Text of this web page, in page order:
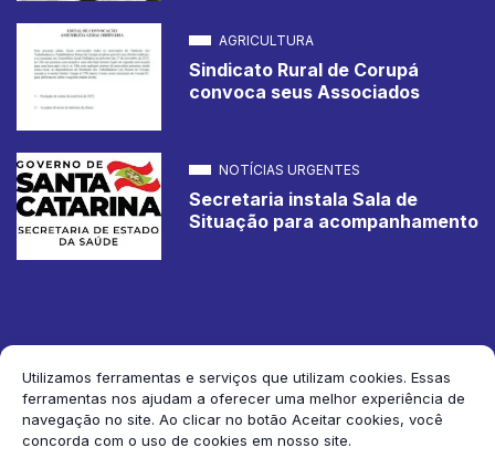
Utilizamos ferramentas e serviços que utilizam cookies. Essas
ferramentas nos ajudam a oferecer uma melhor experiência de
navegação no site. Ao clicar no botão Aceitar cookies, você
concorda com o uso de cookies em nosso site.
AGRICULTURA
Sindicato Rural de Corupá
convoca seus Associados
NOTÍCIAS URGENTES
Secretaria instala Sala de
Situação para acompanhamento
2026 Jornal de Corupá. Todos os direitos reservados.